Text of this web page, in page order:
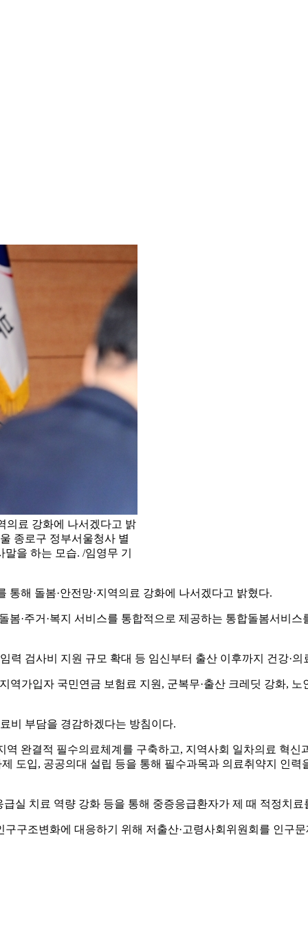
의료 강화에 나서겠다고 밝
종로구 정부서울청사 별
을 하는 모습. /임영무 기
해 돌봄·안전망·지역의료 강화에 나서겠다고 밝혔다.
·주거·복지 서비스를 통합적으로 제공하는 통합돌봄서비
력 검사비 지원 규모 확대 등 임신부터 출산 이후까지 건강·
역가입자 국민연금 보험료 지원, 군복무·출산 크레딧 강화,
비 부담을 경감하겠다는 방침이다.
역 완결적 필수의료체계를 구축하고, 지역사회 일차의료 혁
도입, 공공의대 설립 등을 통해 필수과목과 의료취약지 인
실 치료 역량 강화 등을 통해 중증응급환자가 제 때 적정치
구조변화에 대응하기 위해 저출산·고령사회위원회를 인구